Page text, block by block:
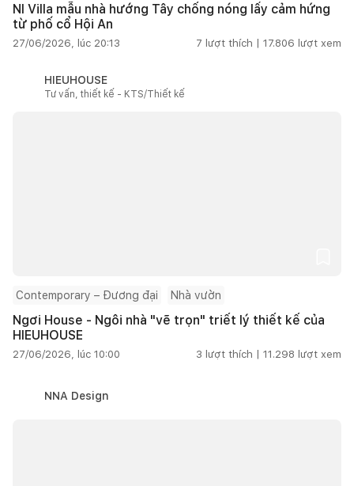
NI Villa mẫu nhà hướng Tây chống nóng lấy cảm hứng
từ phố cổ Hội An
27/06/2026, lúc 20:13 7 lượt thích | 17.806 lượt xem
HIEUHOUSE
Tư vấn, thiết kế - KTS/Thiết kế
Contemporary – Đương đại Nhà vườn
Ngơi House - Ngôi nhà "vẽ trọn" triết lý thiết kế của
HIEUHOUSE
27/06/2026, lúc 10:00 3 lượt thích | 11.298 lượt xem
NNA Design